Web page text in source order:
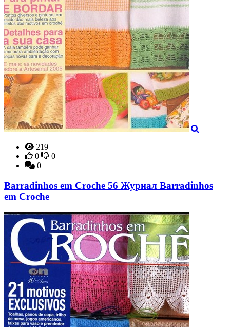
219
0
0
0
Barradinhos em Croche 56 Журнал Barradinhos
em Croche